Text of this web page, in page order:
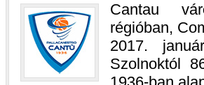
Cantau
régióban,
2017.
Szolnoktól